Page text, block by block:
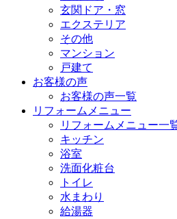
玄関ドア・窓
エクステリア
その他
マンション
戸建て
お客様の声
お客様の声一覧
リフォームメニュー
リフォームメニュー一
キッチン
浴室
洗面化粧台
トイレ
水まわり
給湯器